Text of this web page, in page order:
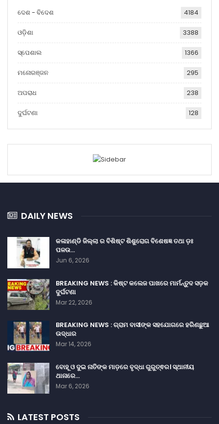
ଦେଶ - ବିଦେଶ 4184
ଓଡ଼ିଶା 3388
ସ୍ପେଶାଲ 1366
ମନୋରଞ୍ଜନ 295
ଅପରାଧ 238
ଦୁର୍ଘଟଣା 128
DAILY NEWS
କଳାହାଣ୍ଡି ଜିଲ୍ଲା ର ବିଶିଷ୍ଟ ଶିଶୁରୋଗ ବିଶେଷଜ୍ଞ ତଥା ଡ଼ଃ
ପଳଉ…
Jun 6, 2026
BREAKING NEWS : କିଷ୍ଟ କଲେଜ ପାଖରେ ମାର୍ମନ୍ତୁଦ ସଡ଼କ
ଦୁର୍ଘଟଣା
Mar 22, 2026
BREAKING NEWS : ଗ୍ରାମ ବାସୀଙ୍କ ସହଯୋଗରେ ହରିଣଛୁଆ
ଉଦ୍ଧାର
Mar 14, 2026
ବୋହୂ ଓ ଦୁଇ ନାତିଙ୍କ ମାଡ଼ରେ ବୃଦ୍ଧା ଗୁରୁତ୍ଵର। ସ୍ଥାନୀୟ
ଥାନାରେ…
Mar 6, 2026
LATEST POSTS